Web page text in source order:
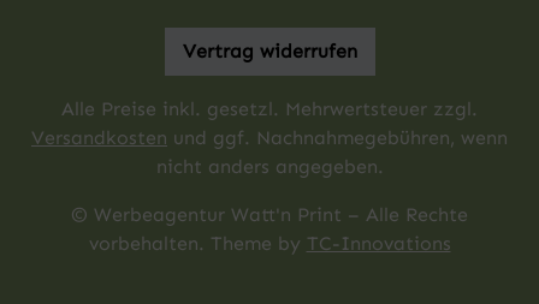
Vertrag widerrufen
Alle Preise inkl. gesetzl. Mehrwertsteuer zzgl.
Versandkosten und ggf. Nachnahmegebühren, wenn
nicht anders angegeben.
© Werbeagentur Watt'n Print – Alle Rechte
vorbehalten. Theme by TC-Innovations